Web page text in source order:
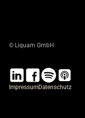
© Liquam GmbH
ImpressumDatenschutz